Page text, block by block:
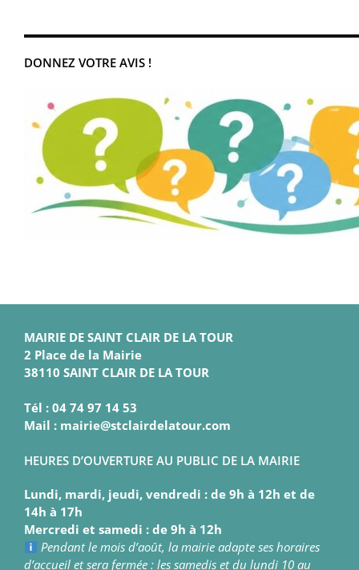
DONNEZ VOTRE AVIS !
MAIRIE DE SAINT CLAIR DE LA TOUR
2 Place de la Mairie
38110 SAINT CLAIR DE LA TOUR
Tél : 04 74 97 14 53
Mail : mairie@stclairdelatour.com
HEURES D’OUVERTURE AU PUBLIC DE LA MAIRIE
Lundi, mardi, jeudi, vendredi : de 9h à 12h et de
14h à 17h
Mercredi et samedi : de 9h à 12h
Pendant le mois d’août, la mairie adapte ses horaires
d’accueil et sera fermée : les samedis et du lundi 10 au